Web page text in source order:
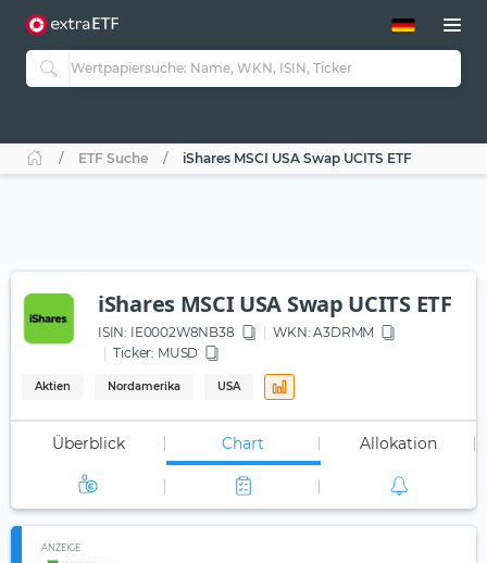
ETF-Guide 2.0
Guide Aktive ETFs
ETF-Sparpläne
ETF Suche iShares MSCI USA Swap UCITS ETF
iShares MSCI USA Swap UCITS ETF
ISIN: IE0002W8NB38 WKN: A3DRMM
Ticker: MUSD
Aktien Nordamerika USA
Überblick Chart Allokation
ANZEIGE